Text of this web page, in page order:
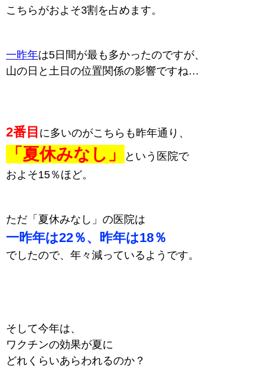
こちらがおよそ3割を占めます。
一昨年は5日間が最も多かったのですが、
山の日と土日の位置関係の影響ですね…
2番目 に多いのがこちらも昨年通り、
「夏休みなし」
という医院で
およそ15％ほど。
ただ 「夏休みなし」の医院は
一昨年は22％、昨年は18％
でしたので、年々 減っているようです。
そして今年は、
ワクチンの効果が夏に
どれくらいあらわれるのか？